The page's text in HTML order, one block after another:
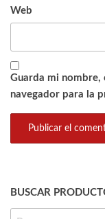
Web
Guarda mi
navegador para la
BUSCAR
BUSCAR: